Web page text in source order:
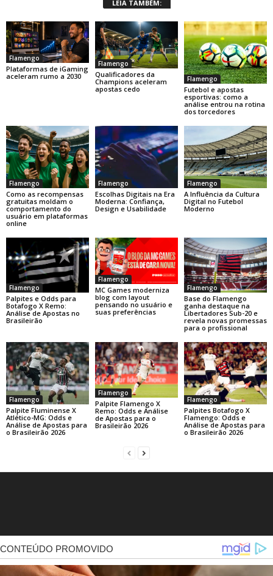
LEIA TAMBÉM:
Flamengo
Plataformas de iGaming
aceleram rumo a 2030
Flamengo
Qualificadores da
Champions aceleram
apostas cedo
Flamengo
Futebol e apostas
esportivas: como a
análise entrou na rotina
dos torcedores
Flamengo
Como as recompensas
gratuitas moldam o
comportamento do
usuário em plataformas
online
Flamengo
Escolhas Digitais na Era
Moderna: Confiança,
Design e Usabilidade
Flamengo
A Influência da Cultura
Digital no Futebol
Moderno
Flamengo
Palpites e Odds para
Botafogo X Remo:
Análise de Apostas no
Brasileirão
Flamengo
MC Games moderniza
blog com layout
pensando no usuário e
suas preferências
Flamengo
Base do Flamengo
ganha destaque na
Libertadores Sub-20 e
revela novas promessas
para o profissional
Flamengo
Palpite Fluminense X
Atlético-MG: Odds e
Análise de Apostas para
o Brasileirão 2026
Flamengo
Palpite Flamengo X
Remo: Odds e Análise
de Apostas para o
Brasileirão 2026
Flamengo
Palpites Botafogo X
Flamengo: Odds e
Análise de Apostas para
o Brasileirão 2026